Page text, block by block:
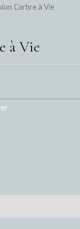
L’arbre à Vie
à Vie